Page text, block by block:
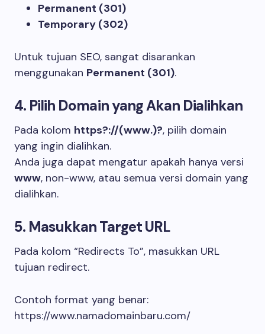
Permanent (301)
Temporary (302)
Untuk tujuan SEO, sangat disarankan
menggunakan Permanent (301).
4. Pilih Domain yang Akan Dialihkan
Pada kolom https?://(www.)?, pilih domain
yang ingin dialihkan.
Anda juga dapat mengatur apakah hanya versi
www, non-www, atau semua versi domain yang
dialihkan.
5. Masukkan Target URL
Pada kolom “Redirects To”, masukkan URL
tujuan redirect.
Contoh format yang benar:
https://www.namadomainbaru.com/